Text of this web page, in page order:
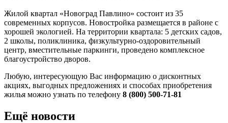
Жилой квартал «Новоград Павлино» состоит из 35
современных корпусов. Новостройка размещается в районе с
хорошей экологией. На территории квартала: 5 детских садов,
2 школы, поликлиника, физкультурно-оздоровительный
центр, вместительные паркинги, проведено комплексное
благоустройство дворов.
Любую, интересующую Вас информацию о дисконтных
акциях, выгодных предложениях и способах приобретения
жилья можно узнать по телефону 8 (800) 500-71-81
Ещё новости